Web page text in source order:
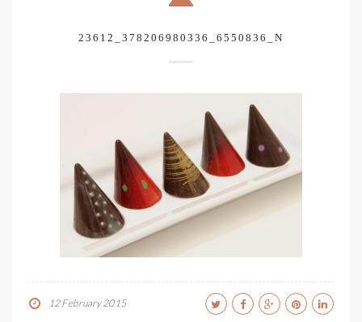
23612_378206980336_6550836_N
12 February 2015